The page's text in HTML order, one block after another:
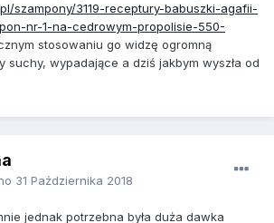
szampony/3119-receptury-babuszki-agafii-
nr-1-na-cedrowym-propolisie-550-
stosowaniu go widzę ogromną
suchy, wypadające a dziś jakbym wyszła od
31 Października 2018
jednak potrzebna była duża dawka